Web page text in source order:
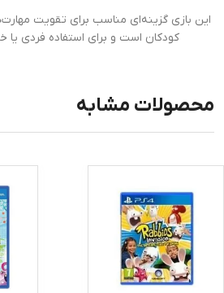
این بازی گزینه‌ای مناسب برای تقویت
کودکان است و برای استفاده فردی یا
محصولات مشابه